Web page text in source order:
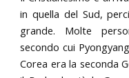
in quella del Sud,
grande. Molte
secondo cui
Corea era la seconda